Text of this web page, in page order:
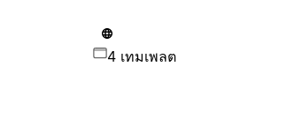
4 เทมเพลต